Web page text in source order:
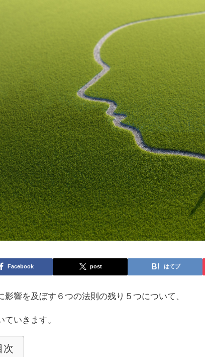
Facebook post はてブ
影響を及ぼす６つの法則の残り５つについて、
ていきます。
次